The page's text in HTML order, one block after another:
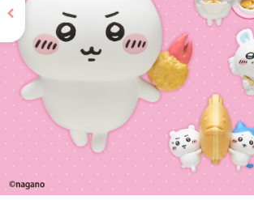
CAPSULE TOY 公式 X
CAPSULE TOY 公式
プライバシーポリシー